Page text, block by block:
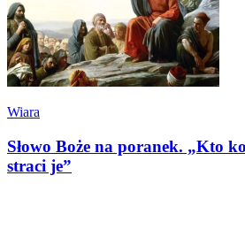
Wiara
Słowo Boże na poranek. „Kto
straci je”